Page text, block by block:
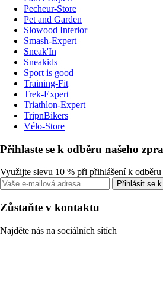
Pecheur-Store
Pet and Garden
Slowood Interior
Smash-Expert
Sneak'In
Sneakids
Sport is good
Training-Fit
Trek-Expert
Triathlon-Expert
TripnBikers
Vélo-Store
Přihlaste se k odběru našeho
Využijte slevu 10 % při přihlášení k odběru
Přihlásit se
Zůstaňte v kontaktu
Najděte nás na sociálních sítích